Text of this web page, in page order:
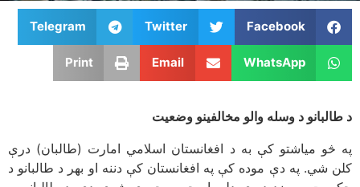
Facebook
Twitter
Telegram
WhatsApp
Email
Print
د طالبانو د وسله والو مخالفینو وضعیت
په څو میاشتو کې به د افغانستان اسلامي امارت (طالبان) درې
کلن شي. په دې موده کې په افغانستان کې دننه او بهر د طالبانو د